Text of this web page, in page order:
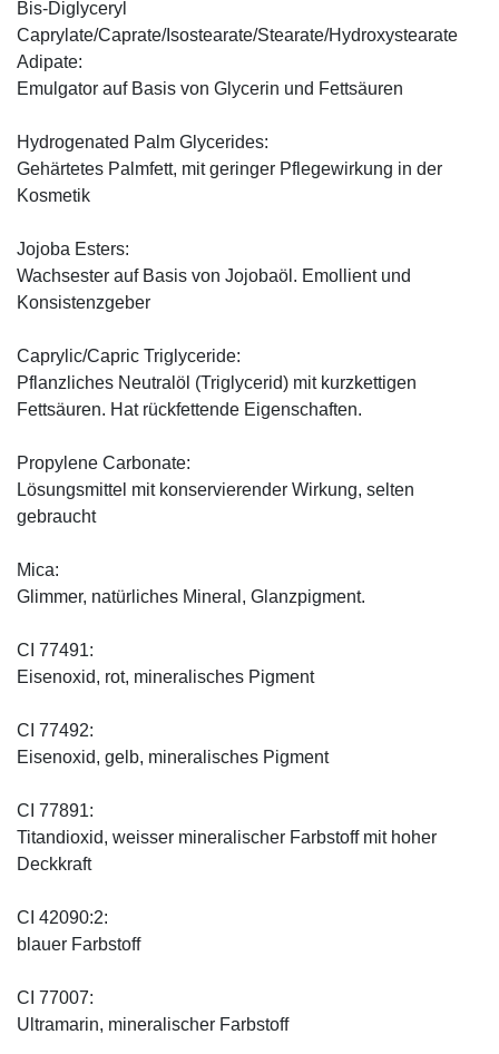
Bis-Diglyceryl
Caprylate/Caprate/Isostearate/Stearate/Hydroxystearate
Adipate:
Emulgator auf Basis von Glycerin und Fettsäuren
Hydrogenated Palm Glycerides:
Gehärtetes Palmfett, mit geringer Pflegewirkung in der
Kosmetik
Jojoba Esters:
Wachsester auf Basis von Jojobaöl. Emollient und
Konsistenzgeber
Caprylic/Capric Triglyceride:
Pflanzliches Neutralöl (Triglycerid) mit kurzkettigen
Fettsäuren. Hat rückfettende Eigenschaften.
Propylene Carbonate:
Lösungsmittel mit konservierender Wirkung, selten
gebraucht
Mica:
Glimmer, natürliches Mineral, Glanzpigment.
CI 77491:
Eisenoxid, rot, mineralisches Pigment
CI 77492:
Eisenoxid, gelb, mineralisches Pigment
CI 77891:
Titandioxid, weisser mineralischer Farbstoff mit hoher
Deckkraft
CI 42090:2:
blauer Farbstoff
CI 77007:
Ultramarin, mineralischer Farbstoff